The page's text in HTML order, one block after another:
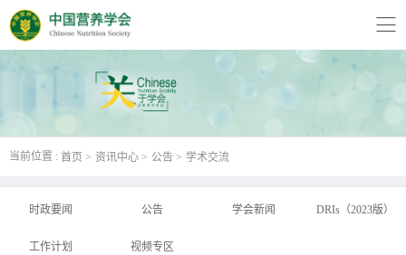
当前位置 : 首页 资讯中心 公告 学术交流
时政要闻 公告 学会新闻 DRIs（2023版）
工作计划 视频专区